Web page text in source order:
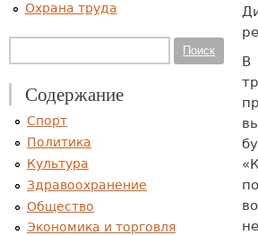
В
Охрана труда
Поиск
Содержание
Спорт
Политика
Культура
Здравоохранение
Общество
Экономика и торговля